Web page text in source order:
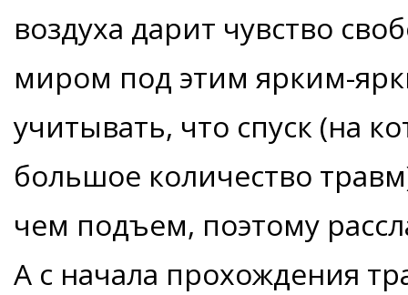
воздуха дарит чувство
миром под этим ярким-
учитывать, что спуск (на
большое количество
чем подъем, поэтому
А с начала прохождения